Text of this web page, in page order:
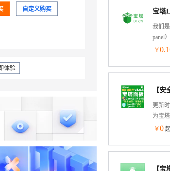
自定义购买
体验
UI交
便。
我们
panel
软件
3/
器运
注册
年，
￥
更新
为宝
数据
成云
￥0